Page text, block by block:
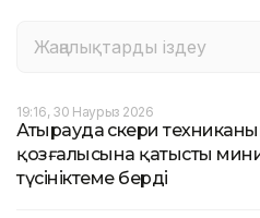
19:16, 30 Наурыз 2026
Атырауда әскери
қозғалысына қатысты
түсініктеме берді